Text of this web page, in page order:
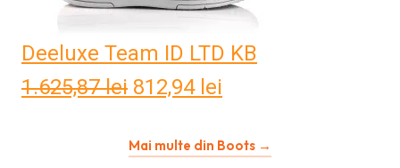
Deeluxe Team ID LTD KB
1.625,87lei Prețul
a
812,94 lei
este:
Mai multe din Boots →